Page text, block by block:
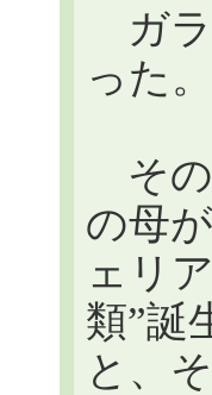
ガラ
った。
その
の母
ェリ
類”誕
と、